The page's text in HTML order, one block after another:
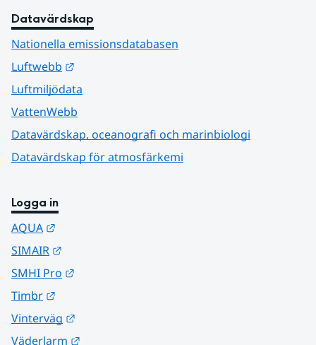
Datavärdskap
Nationella emissionsdatabasen
Luftwebb
Luftmiljödata
VattenWebb
Datavärdskap, oceanografi och marinbiologi
Datavärdskap för atmosfärkemi
Logga in
AQUA
SIMAIR
SMHI Pro
Timbr
Vinterväg
Väderlarm